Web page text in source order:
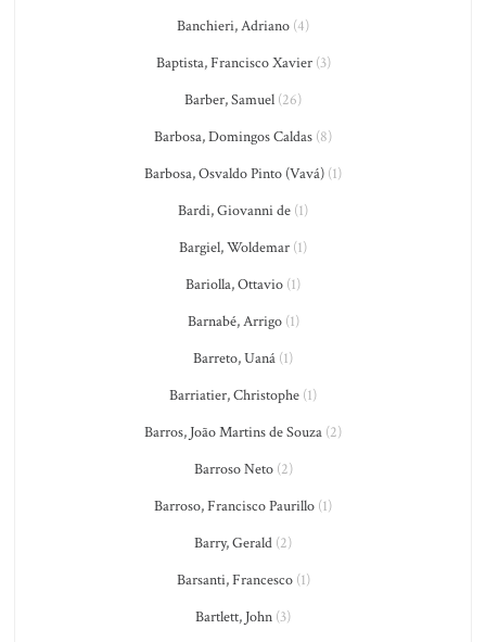
Banchieri, Adriano (4)
Baptista, Francisco Xavier(3)
Barber, Samuel (26)
Barbosa, Domingos Caldas (8)
Barbosa, Osvaldo Pinto (Vavá) (1)
Bardi, Giovanni de (1)
Bargiel, Woldemar (1)
Bariolla, Ottavio (1)
Barnabé, Arrigo(1)
Barreto, Uaná (1)
Barriatier, Christophe (1)
Barros, João Martins de Souza (2)
Barroso Neto(2)
Barroso, Francisco Paurillo (1)
Barry, Gerald (2)
Barsanti, Francesco(1)
Bartlett, John (3)